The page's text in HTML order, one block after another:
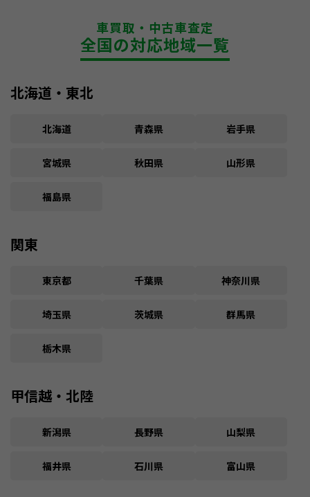
車買取・中古車査定
全国の対応地域一覧
北海道・東北
北海道 青森県 岩手県
宮城県 秋田県 山形県
福島県
関東
東京都 千葉県 神奈川県
埼玉県 茨城県 群馬県
栃木県
甲信越・北陸
新潟県 長野県 山梨県
福井県 石川県 富山県